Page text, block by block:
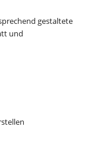
gestaltete
und